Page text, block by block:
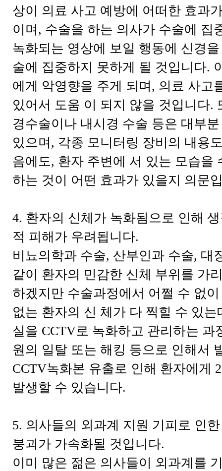
상이 의료 사고 예방에 어떠한 효과
이며, 수술을 하는 의사가 수술에 집
녹화되는 영상에 보일 행동에 신경
술에 집중하지 못하게 될 것입니다.
에게 악영향을 주게 되며, 의료 사고
있어서 도움 이 되지 않을 것입니다.
경수술이나 내시경 수술 등은 대부
있으며, 각종 모니터링 장비의 내용
음에도, 환자 주변에 서 있는 모습을
하는 것이 어떤 효과가 있을지 의문
4. 환자의 신체가 녹화됨으로 인해
적 피해가 우려됩니다.
비뇨의학과 수술, 산부인과 수술, 대
같이 환자의 민감한 신체 부위를 가
하겠지만 수술과정에서 어쩔 수 없
없는 환자의 신 체가 다 찍힐 수 있는
실을 CCTV로 녹화하고 관리하는 과
원의 일탈 또는 해킹 등으로 인해서
CCTV녹화본 유출로 인해 환자에게
발생할 수 있습니다.
5. 의사들의 외과계 지원 기피로 인
붕괴가 가속화될 것입니다.
이미 많은 젊은 의사들이 외과계를